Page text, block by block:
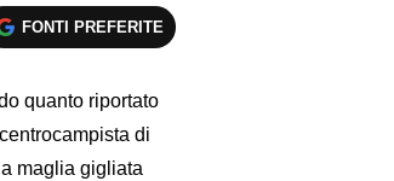
FONTI PREFERITE
quanto riportato
di
maglia gigliata